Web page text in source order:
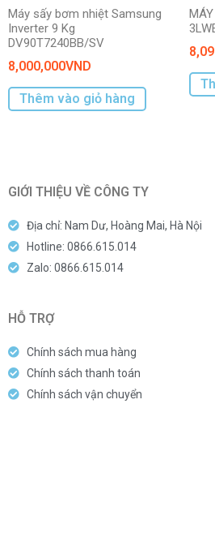
Máy sấy bơm nhiệt Samsung
Inverter 9 Kg
DV90T7240BB/SV
8,000,000VND
Thêm vào giỏ hàng
GIỚI THIỆU VỀ CÔNG TY
Địa chỉ: Nam Dư, Hoàng Mai, Hà Nội
Hotline: 0866.615.014
Zalo: 0866.615.014
HỖ TRỢ
Chính sách mua hàng
Chính sách thanh toán
Chính sách vận chuyển